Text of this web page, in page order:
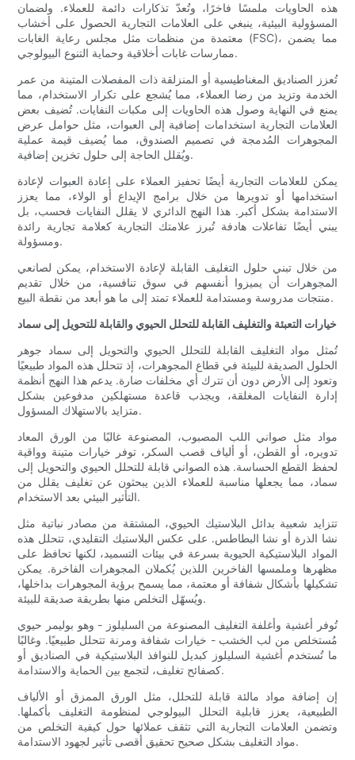
هذه الحاويات ملمسًا فاخرًا، وتُعدّ تذكارات دائمة للعملاء. ولضمان
المسؤولية البيئية، ينبغي على العلامات التجارية الحصول على أخشاب
معتمدة من منظمات مثل مجلس رعاية الغابات (FSC)، مما يضمن
ممارسات غابات أخلاقية وحماية التنوع البيولوجي.
تُعزز الصناديق المغناطيسية أو المنزلقة ذات المفصلات المتينة من عمر
الخدمة وتزيد من رضا العملاء، مما يُشجع على تكرار الاستخدام، مما
يمنع في النهاية وصول هذه الحاويات إلى مكبات النفايات. تُضيف بعض
العلامات التجارية استخدامات إضافية إلى العبوات، مثل حوامل عرض
المجوهرات المُدمجة في تصميم الصندوق، مما يُضيف قيمة عملية
ويُقلل الحاجة إلى حلول تخزين إضافية.
يمكن للعلامات التجارية أيضًا تحفيز العملاء على إعادة العبوات لإعادة
استخدامها أو تدويرها من خلال برامج الإيداع أو الولاء، مما يعزز
الاستدامة بشكل أكبر. هذا النهج الدائري لا يقلل النفايات فحسب، بل
يبني أيضًا تفاعلات هادفة تُبرز علامتك التجارية كعلامة تجارية رائدة
ومسؤولة.
من خلال تبني حلول التغليف القابلة لإعادة الاستخدام، يمكن لصانعي
المجوهرات أن يميزوا أنفسهم في سوق تنافسية، من خلال تقديم
منتجات مدروسة ومستدامة للعملاء تمتد إلى ما هو أبعد من نقطة البيع.
خيارات التعبئة والتغليف القابلة للتحلل الحيوي والقابلة للتحويل إلى سماد
تُمثل مواد التغليف القابلة للتحلل الحيوي والتحويل إلى سماد جوهر
الحلول الصديقة للبيئة في قطاع المجوهرات، إذ تتحلل هذه المواد طبيعيًا
وتعود إلى الأرض دون أن تترك أي مخلفات ضارة. يدعم هذا النهج أنظمة
إدارة النفايات المغلقة، ويجذب قاعدة مستهلكين مدفوعين بشكل
متزايد بالاستهلاك المسؤول.
مواد مثل صواني اللب المصبوب، المصنوعة غالبًا من الورق المعاد
تدويره، أو القطن، أو ألياف قصب السكر، توفر خيارات متينة وواقية
لحفظ القطع الحساسة. هذه الصواني قابلة للتحلل الحيوي والتحويل إلى
سماد، مما يجعلها مناسبة للعملاء الذين يبحثون عن تغليف يقلل من
التأثير البيئي بعد الاستخدام.
تتزايد شعبية بدائل البلاستيك الحيوي، المشتقة من مصادر نباتية مثل
نشا الذرة أو نشا البطاطس. على عكس البلاستيك التقليدي، تتحلل هذه
المواد البلاستيكية الحيوية بسرعة في بيئات التسميد، لكنها تحافظ على
مظهرها وملمسها الفاخرين اللذين يُكملان المجوهرات الفاخرة. يمكن
تشكيلها بأشكال شفافة أو معتمة، مما يسمح برؤية المجوهرات بداخلها،
ويُسهّل التخلص منها بطريقة صديقة للبيئة.
تُوفر أغشية وأغلفة التغليف المصنوعة من السليلوز - وهو بوليمر حيوي
مُستخلص من لب الخشب - خيارات شفافة ومرنة تتحلل طبيعيًا. وغالبًا
ما تُستخدم أغشية السليلوز كبديل للنوافذ البلاستيكية في الصناديق أو
كصفائح تغليف، لتجمع بين الحماية والاستدامة.
إن إضافة مواد مالئة قابلة للتحلل، مثل الورق الممزق أو الألياف
الطبيعية، يعزز قابلية التحلل البيولوجي لمنظومة التغليف بأكملها.
وتضمن العلامات التجارية التي تثقف عملائها حول كيفية التخلص من
مواد التغليف بشكل صحيح تحقيق أقصى تأثير لجهود الاستدامة.